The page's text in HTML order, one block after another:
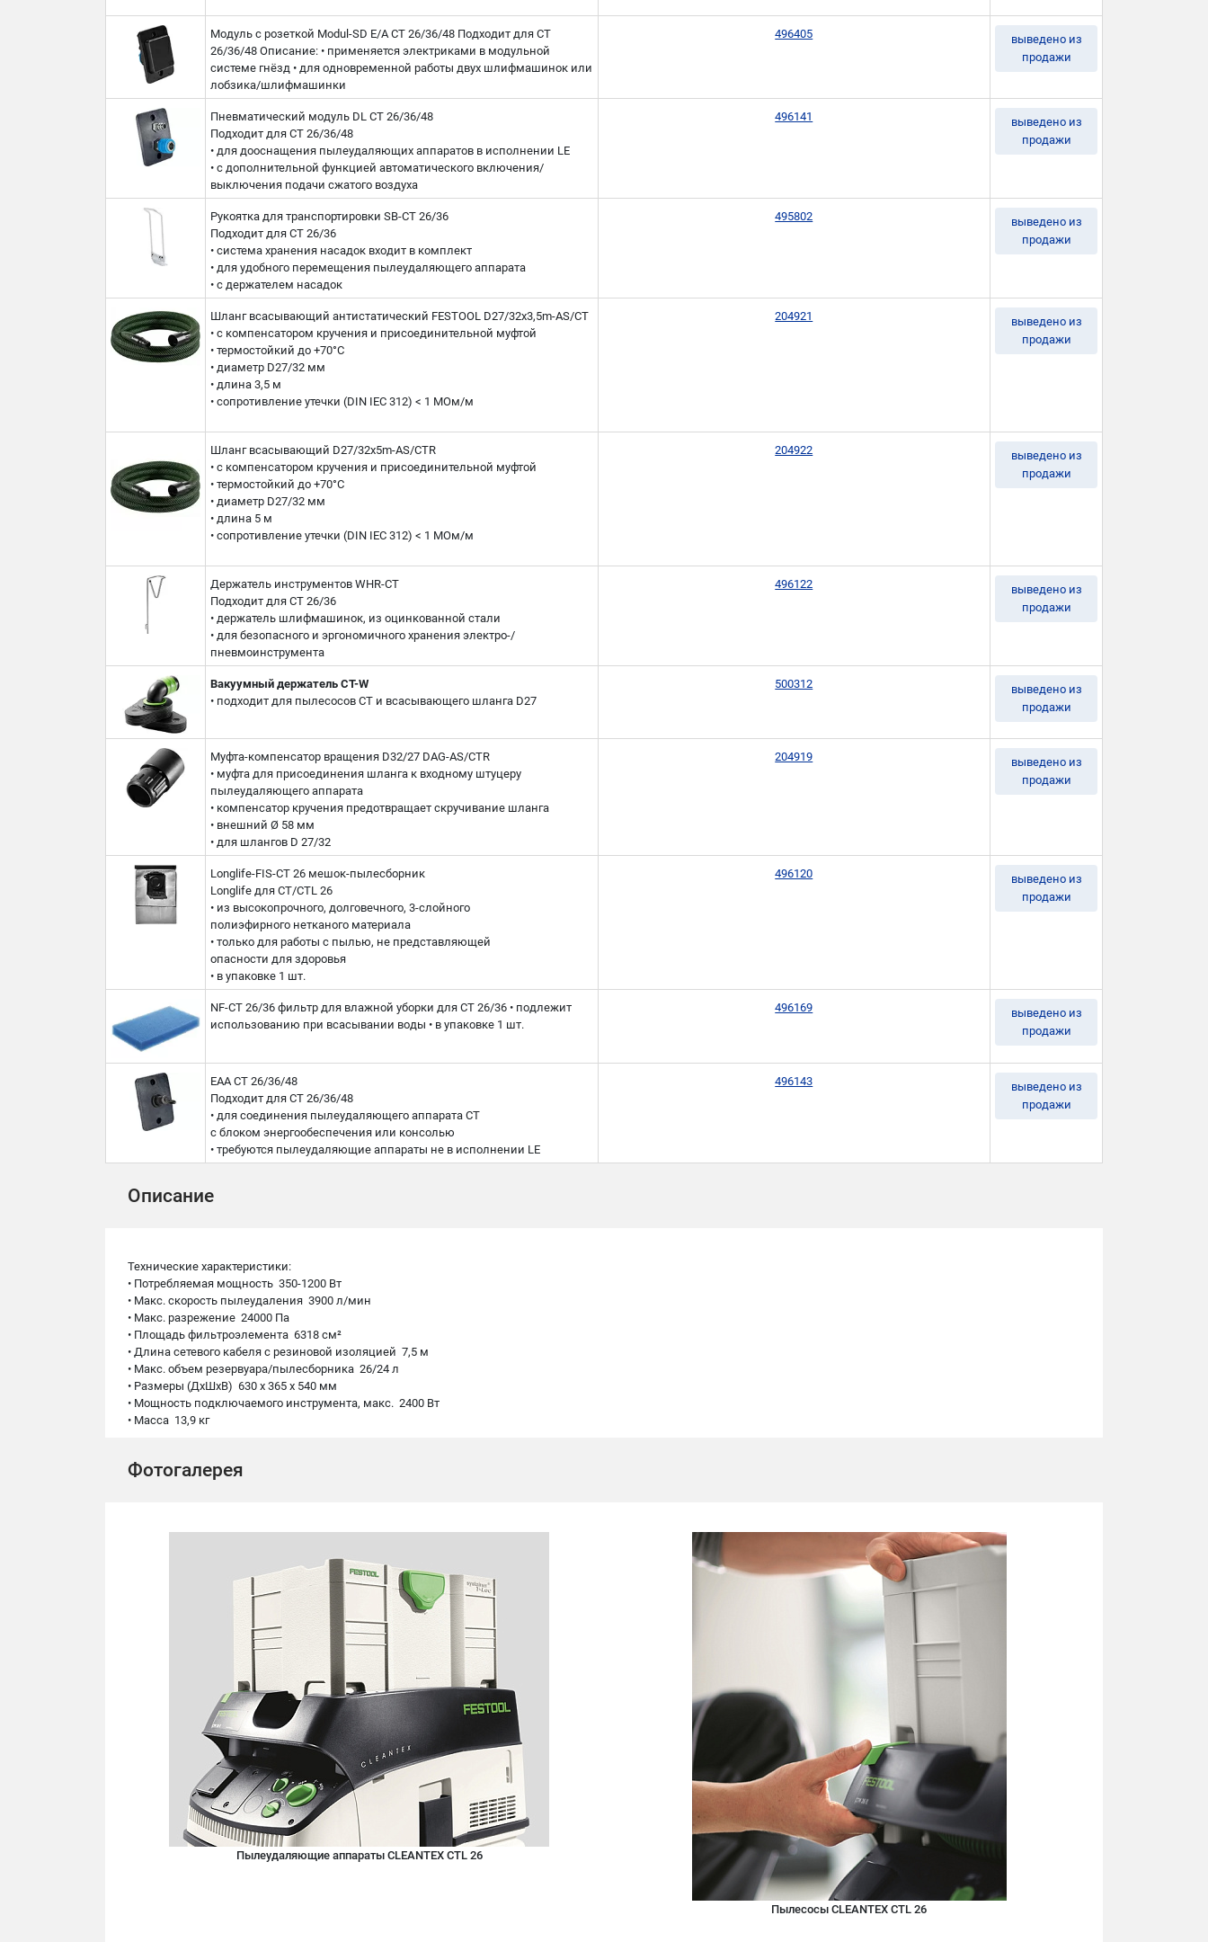
Модуль с розеткой Modul-SD E/A CT 26/36/48 Подходит для CT
26/36/48 Описание: • применяется электриками в модульной
системе гнёзд • для одновременной работы двух шлифмашинок или
лобзика/шлифмашинки
496405
выведено из
продажи
Пневматический модуль DL CT 26/36/48
Подходит для CT 26/36/48
• для дооснащения пылеудаляющих аппаратов в исполнении LE
• с дополнительной функцией автоматического включения/
выключения подачи сжатого воздуха
496141
выведено из
продажи
Рукоятка для транспортировки SB-CT 26/36
Подходит для CT 26/36
• cистема хранения насадок входит в комплект
• для удобного перемещения пылеудаляющего аппарата
• с держателем насадок
495802
выведено из
продажи
Шланг всасывающий антистатический FESTOOL D27/32x3,5m-AS/CT
• с компенсатором кручения и присоединительной муфтой
• термостойкий до +70°C
• диаметр D27/32 мм
• длина 3,5 м
• сопротивление утечки (DIN IEC 312) < 1 МОм/м
204921
выведено из
продажи
Шланг всасывающий D27/32x5m-AS/CTR
• с компенсатором кручения и присоединительной муфтой
• термостойкий до +70°C
• диаметр D27/32 мм
• длина 5 м
• сопротивление утечки (DIN IEC 312) < 1 МОм/м
204922
выведено из
продажи
Держатель инструментов WHR-CT
Подходит для CT 26/36
• держатель шлифмашинок, из оцинкованной стали
• для безопасного и эргономичного хранения электро-/
пневмоинструмента
496122
выведено из
продажи
Вакуумный держатель CT-W
• подходит для пылесосов CT и всасывающего шланга D27
500312
выведено из
продажи
Муфта-компенсатор вращения D32/27 DAG-AS/CTR
• муфта для присоединения шланга к входному штуцеру
пылеудаляющего аппарата
• компенсатор кручения предотвращает скручивание шланга
• внешний Ø 58 мм
• для шлангов D 27/32
204919
выведено из
продажи
Longlife-FIS-CT 26 мешок-пылесборник
Longlife для CT/CTL 26
• из высокопрочного, долговечного, 3-слойного
полиэфирного нетканого материала
• только для работы с пылью, не представляющей
опасности для здоровья
• в упаковке 1 шт.
496120
выведено из
продажи
NF-CT 26/36 фильтр для влажной уборки для CT 26/36 • подлежит
использованию при всасывании воды • в упаковке 1 шт.
496169
выведено из
продажи
EAA CT 26/36/48
Подходит для CT 26/36/48
• для соединения пылеудаляющего аппарата CT
с блоком энергообеспечения или консолью
• требуются пылеудаляющие аппараты не в исполнении LE
496143
выведено из
продажи
Описание
Teхнические характеристики:
• Потребляемая мощность 350-1200 Вт
• Макс. скорость пылеудаления 3900 л/мин
• Макс. разрежение 24000 Па
• Площадь фильтроэлемента 6318 см²
• Длина сетевого кабеля с резиновой изоляцией 7,5 м
• Макс. объем резервуара/пылесборника 26/24 л
• Размеры (ДxШxВ) 630 x 365 x 540 мм
• Мощность подключаемого инструмента, макс. 2400 Вт
• Масса 13,9 кг
Фотогалерея
Пылеудаляющие аппараты CLEANTEX CTL 26
Пылесосы CLEANTEX CTL 26